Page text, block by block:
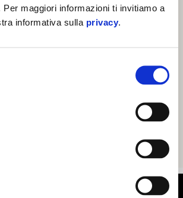
Per maggiori informazioni ti invitiamo a
informativa sulla privacy